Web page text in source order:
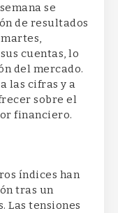
se
de resultados
cuentas, lo
del mercado.
las cifras y a
sobre el
financiero.
índices han
tras un
Las tensiones